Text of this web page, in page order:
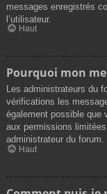
messages enregistrés
l’utilisateur.
Haut
Pourquoi mon
Les administrateurs du
vérifications les
également possible que
aux permissions
administrateur du forum.
Haut